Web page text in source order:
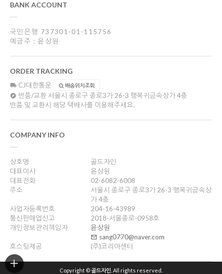
BANK ACCOUNT
국민은행 737301-01-115756
예금주 : 윤상원
ORDER TRACKING
CJ대한통운 배송위치조회
반품/교환 서울시 종로구 종로3가 26-3 행복귀금속상가 4층
반품 및 교환시 해당 택배사를 이용해주세요.
COMPANY INFO
상호명
골드자인
대표이사
윤상원
대표전화
02-6082-6008
주소
서울시 종로구 종로3가 26-3 행복귀금속상
가 4층
사업자등록번호
204-16-43989
통신판매업신고
2018-서울종로-0958호
개인정보관리책임자
윤상원
sang0770@naver.com
호스팅제공
(주)코리아센터
Copyright ©골드자인 . All rights reserved.